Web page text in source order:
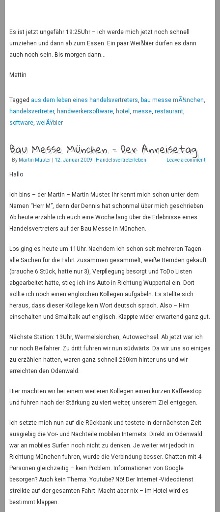
Es ist jetzt ungefähr 19:25Uhr – ich werde mich jetzt noch schnell
umziehen und dann ab zum Essen. Ein paar Weißbier dürfen es dann
auch noch sein. Bis morgen dann…
Mattin
Tagged aus dem leben eines handelsvertreters, bau messe mÃ¼nchen,
handelsvertreter, handwerkersoftware, hotel , messe, restaurant,
software, weiÃŸbier
Bau Messe München – Der Anreisetag
By Martin Muster 12. Januar 2009 Handelsvertreterleben Leave a comment
Hallo
Ich bins – der Martin – Martin Muster. Ihr kennt mich schon unter dem
Namen “Herr M”, denn der Dennis hat schonmal über mich geschrieben.
Ab heute erzähle ich euch eine Woche lang über die Erlebnisse eines
Handelsvertreters auf der Bau Messe in München.
Los ging es heute um 11Uhr. Nachdem ich schon seit mehreren Tagen
alle Sachen für die Fahrt zusammen gesammelt, weiße Hemden gekauft
(brauche 6 Stück, hatte nur 3), Verpflegung besorgt und ToDo Listen
abgearbeitet hatte, stieg ich ins Auto in Richtung Wuppertal ein. Dort
sollte ich noch einen englischen Kollegen aufgabeln. Es stellte sich
heraus, dass dieser Kollege kein Wort deutsch sprach. Also – Hirn
einschalten und Smalltalk auf englisch. Klappte wider erwartend ganz gut.
Nächste Station: 13Uhr, Wermelskirchen, Autowechsel. Ab jetzt war ich
nur noch Beifahrer. Zu dritt fuhren wir nun südwärts. Da wir uns so einiges
zu erzählen hatten, waren ganz schnell 260km hinter uns und wir
erreichten den Odenwald.
Hier machten wir bei einem weiteren Kollegen einen kurzen Kaffeestop
und fuhren nach der Stärkung zu viert weiter, unserem Ziel entgegen.
Ich setzte mich nun auf die Rückbank und testete in der nächsten Zeit
ausgiebig die Vor- und Nachteile mobilen Internets. Direkt im Odenwald
war an mobiles Surfen noch nicht zu denken. Je weiter wir jedoch in
Richtung München fuhren, wurde die Verbindung besser. Chatten mit 4
Personen gleichzeitig – kein Problem. Informationen von Google
besorgen? Auch kein Thema. Youtube? Nö! Der Internet -Videodienst
streikte auf der gesamten Fahrt. Macht aber nix – im Hotel wird es
bestimmt klappen.